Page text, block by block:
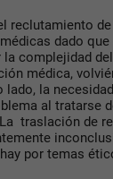
reclutamiento
dado
la complejidad
médica,
la
al tratarse
traslación de
por temas